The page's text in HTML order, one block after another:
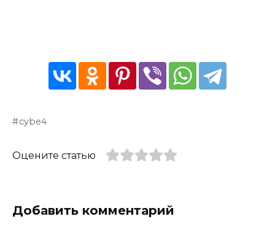
cybe4
Оцените статью
Добавить комментарий